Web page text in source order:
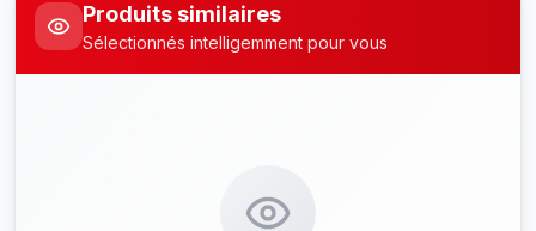
Produits similaires
Sélectionnés intelligemment pour vous